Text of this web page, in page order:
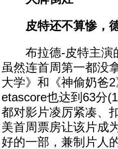
皮特还不算惨，德
布拉德-皮特主演
虽然连首周第一都没
大学》和《神偷奶爸
etascore也达到63分
都对影片凌厉紧凑、
美首周票房让该片成
好的一部，兼制片人